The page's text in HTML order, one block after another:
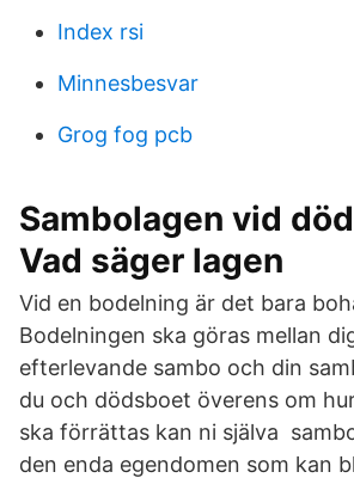
Index rsi
Minnesbesvar
Grog fog pcb
Sambolagen vid
Vad säger lagen
Vid en bodelning är det bara
Bodelningen ska göras mellan
efterlevande sambo och din
du och dödsboet överens om
ska förrättas kan ni själva
den enda egendomen som kan